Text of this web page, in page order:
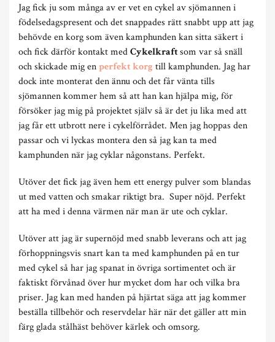
Jag fick ju som många av er vet en cykel av sjömannen i
födelsedagspresent och det snappades rätt snabbt upp att jag
behövde en korg som även kamphunden kan sitta säkert i
och fick därför kontakt medCykelkraftsom var så snäll
och skickade mig en perfekt korg till kamphunden. Jag har
dock inte monterat den ännu och det får vänta tills
sjömannen kommer hem så att han kan hjälpa mig, för
försöker jag mig på projektet själv så är det ju lika med att
jag får ett utbrott nere i cykelförrådet. Men jag hoppas den
passar och vi lyckas montera den så jag kan ta med
kamphunden när jag cyklar någonstans. Perfekt.
Utöver det fick jag även hem ett energy pulver som blandas
ut med vatten och smakar riktigt bra. Super nöjd. Perfekt
att ha med i denna värmen när man är ute och cyklar.
Utöver att jag är supernöjd med snabb leverans och att jag
förhoppningsvis snart kan ta med kamphunden på en tur
med cykel så har jag spanat in övriga sortimentet och är
faktiskt förvånad över hur mycket dom har och vilka bra
priser. Jag kan med handen på hjärtat säga att jag kommer
beställa tillbehör och reservdelar här när det gäller att min
färg glada stålhäst behöver kärlek och omsorg.